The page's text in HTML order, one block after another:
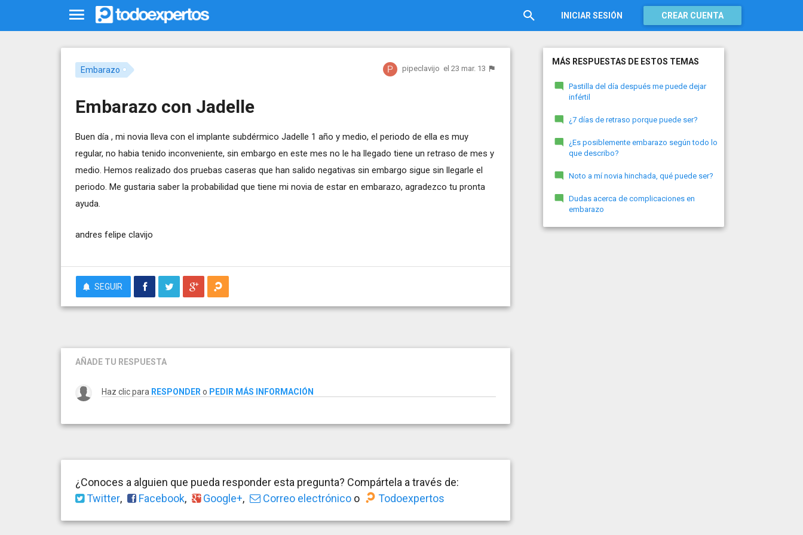
INICIAR SESIÓN CREAR CUENTA
Embarazo pipeclavijo el 23 mar. 13
Embarazo con Jadelle
Buen día , mi novia lleva con el implante subdérmico Jadelle 1 año y medio, el periodo de ella es muy
regular, no habia tenido inconveniente, sin embargo en este mes no le ha llegado tiene un retraso de mes y
medio. Hemos realizado dos pruebas caseras que han salido negativas sin embargo sigue sin llegarle el
periodo. Me gustaria saber la probabilidad que tiene mi novia de estar en embarazo, agradezco tu pronta
ayuda.
andres felipe clavijo
SEGUIR
AÑADE TU RESPUESTA
Haz clic para RESPONDER o PEDIR MÁS INFORMACIÓN
¿Conoces a alguien que pueda responder esta pregunta? Compártela a través de:
Twitter, Facebook, Google+, Correo electrónico o Todoexpertos
MÁS RESPUESTAS DE ESTOS TEMAS
Pastilla del día después me puede dejar
infértil
¿7 días de retraso porque puede ser?
¿Es posiblemente embarazo según todo lo
que describo?
Noto a mí novia hinchada, qué puede ser?
Dudas acerca de complicaciones en
embarazo